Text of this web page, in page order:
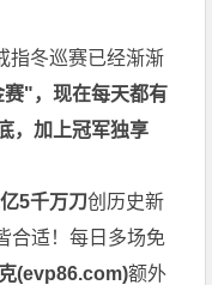
指冬巡赛已经渐渐
"，现在每天都有
，加上冠军独享
5千万刀创历史新
合适！每日多场免
(evp86.com)额外